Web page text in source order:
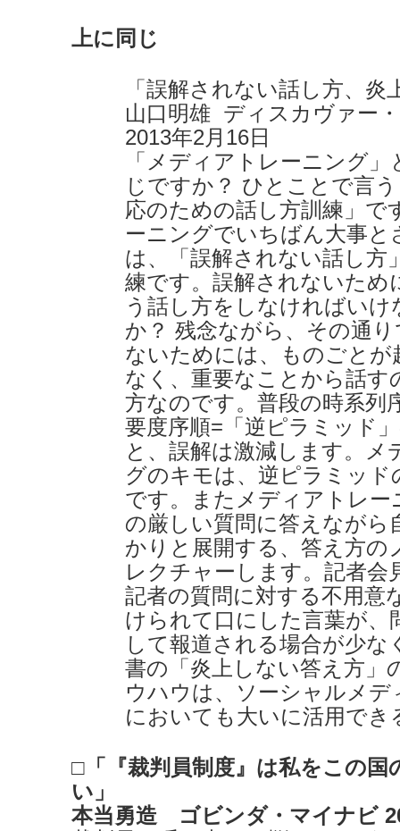
上に同じ
「誤解されない話し方、炎
山口明雄 ディスカヴァー
2013年2月16日
「メディアトレーニング
じですか？ ひとことで言
応のための話し方訓練」で
ーニングでいちばん大事と
は、「誤解されない話し方
練です。誤解されないため
う話し方をしなければい
か？ 残念ながら、その通
ないためには、ものごとが
なく、重要なことから話す
方なのです。普段の時系列
要度序順=「逆ピラミッド
と、誤解は激減します。メ
グのキモは、逆ピラミッド
です。またメディアトレー
の厳しい質問に答えながら
かりと展開する、答え方の
レクチャーします。記者会
記者の質問に対する不用意
けられて口にした言葉が、
して報道される場合が少な
書の「炎上しない答え方」
ウハウは、ソーシャルメデ
においても大いに活用でき
□「『裁判員制度』は私をこの国
い」
本当勇造 ゴビンダ・マイナビ